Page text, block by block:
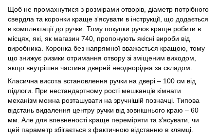
Щоб не промахнутися з розмірами отворів, діаметр потрібного
свердла та коронки краще з'ясувати в інструкції, що додається
в комплектації до ручки. Тому покупки ручок краще робити в
місцях, які, як магазин 740, пропонують якісні вироби від
виробника. Коронка без напрямної вважається кращою, тому
що знижує ризики отримання отвору зі зміщеним виходом,
якщо внутрішня частина дверей неоднорідна за складом.
Класична висота встановлення ручки на двері – 100 см від
підлоги. При нестандартному рості мешканців кімнати
механізм можна розташувати на зручнішій позначці. Типова
відстань видалення центру ручки від зовнішнього краю – 60
мм. Але для впевненості краще переміряти та з'ясувати, чи
цей параметр збігається з фактичною відстанню в клямці.